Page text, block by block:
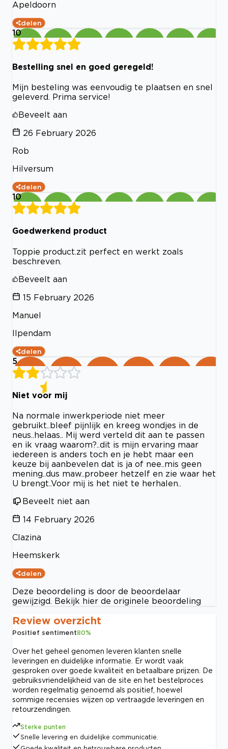
Apeldoorn
delen
10
Bestelling snel en goed geregeld!
Mijn besteling was eenvoudig te plaatsen en snel
geleverd. Prima service!
Beveelt aan
26 February 2026
Rob
Hilversum
delen
10
Goedwerkend product
Toppie product.zit perfect en werkt zoals
beschreven.
Beveelt aan
15 February 2026
Manuel
Ilpendam
delen
5
Niet voor mij
Na normale inwerkperiode niet meer
gebruikt..bleef pijnlijk en kreeg wondjes in de
neus..helaas.. Mij werd verteld dit aan te passen
en ik vraag waarom?..dit is mijn ervaring maar
iedereen is anders toch en je hebt maar een
keuze bij aanbevelen dat is ja of nee..mis geen
mening..dus maw..probeer hetzelf en zie waar het
U brengt..Voor mij is het niet te herhalen..
Beveelt niet aan
14 February 2026
Clazina
Heemskerk
delen
Deze beoordeling is door de beoordelaar
gewijzigd. Bekijk hier de originele beoordeling
Review overzicht
Positief sentiment80%
Over het geheel genomen leveren klanten snelle
leveringen en duidelijke informatie. Er wordt vaak
gesproken over goede kwaliteit en betaalbare prijzen. De
gebruiksvriendelijkheid van de site en het bestelproces
worden regelmatig genoemd als positief, hoewel
sommige recensies wijzen op vertraagde leveringen en
retourzendingen.
Sterke punten
Snelle levering en duidelijke communicatie.